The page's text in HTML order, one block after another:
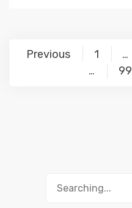
Posts
navigation
Previous 1 …
… 99